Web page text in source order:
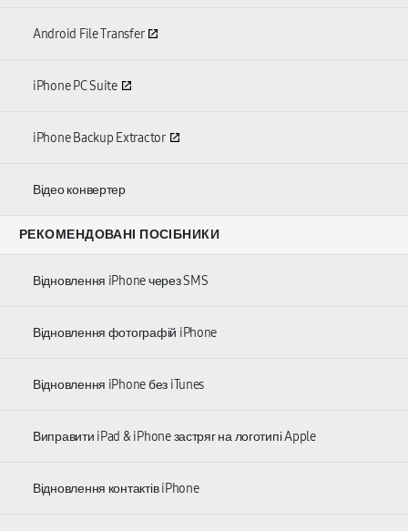
Android File Transfer
iPhone PC Suite
iPhone Backup Extractor
Відео конвертер
РЕКОМЕНДОВАНІ ПОСІБНИКИ
Відновлення iPhone через SMS
Відновлення фотографій iPhone
Відновлення iPhone без iTunes
Виправити iPad & iPhone застряг на логотипі Apple
Відновлення контактів iPhone